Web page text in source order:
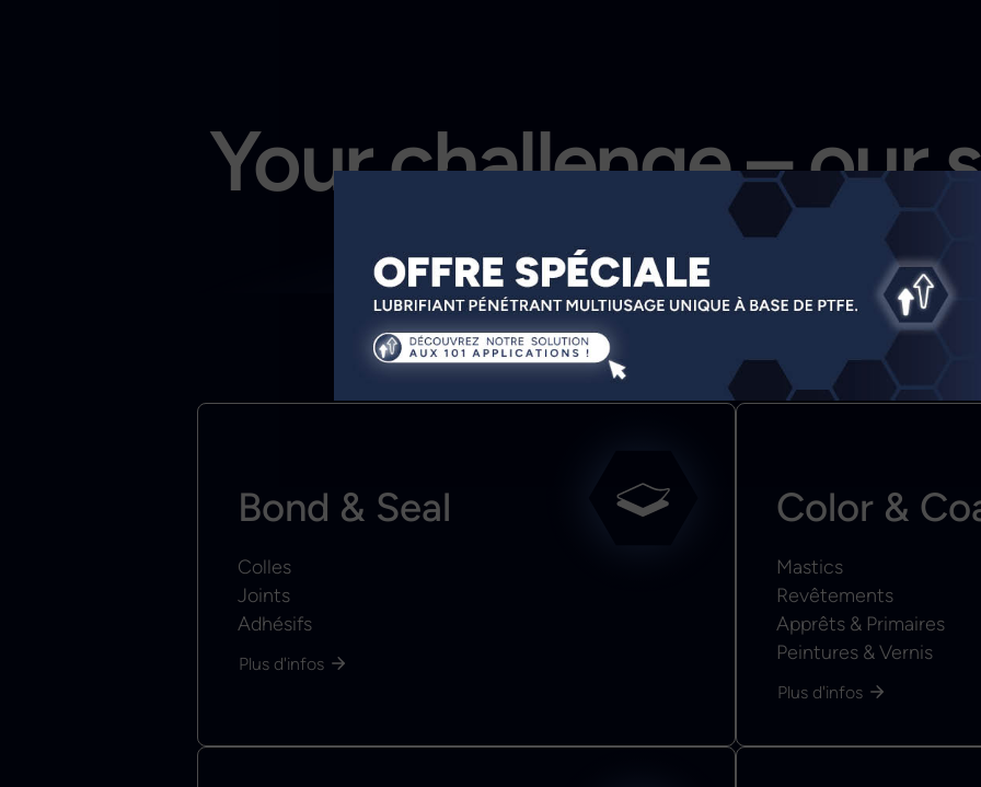
Your challenge – our
Bond & Seal
Colles
Joints
Adhésifs
Plus d'infos
Color &
Mastics
Revêtements
Apprêts & Primaires
Peintures & Vernis
Plus d'infos